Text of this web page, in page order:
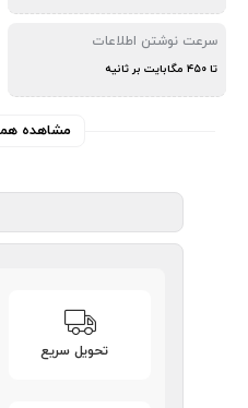
سرعت نوشتن اطلاعات
تا ۴۵۰ مگابایت بر ثانیه
مشاهده
تحویل سریع